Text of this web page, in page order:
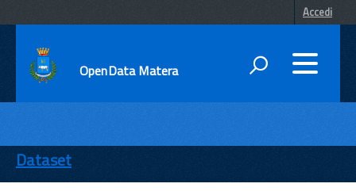
Accedi
OpenData Matera
ENTI
TEMI
Dataset